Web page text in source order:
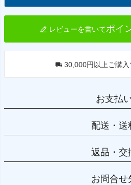
レビューを書いてポイ
30,000円以上ご購入
お支払
配送・送
返品・交
お問合せ